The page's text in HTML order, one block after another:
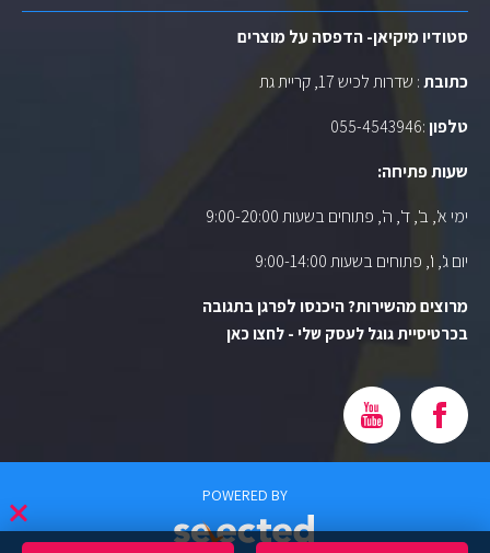
סטודיו מיקיאן- הדפסה על מוצרים
כתובת: שדרות לכיש 17, קריית גת
טלפון:
055-4543946
שעות פתיחה:
ימי א', ב', ד', ה', פתוחים בשעות 9:00-20:00
יום ג', ו', פתוחים בשעות 9:00-14:00
מרוצים מהשירות? היכנסו לפרגן בתגובה
בכרטיסיית גוגל לעסק שלי - לחצו כאן
POWERED BY